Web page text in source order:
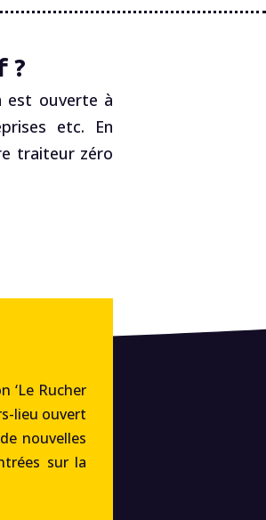
?
est ouverte à
etc. En
traiteur zéro
‘Le Rucher
lieu ouvert
nouvelles
sur la